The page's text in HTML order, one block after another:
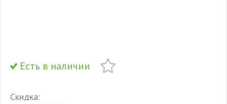
Есть в наличии
Скидка: